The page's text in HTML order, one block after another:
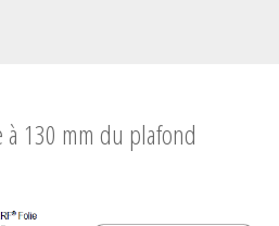
à 130 mm du plafond